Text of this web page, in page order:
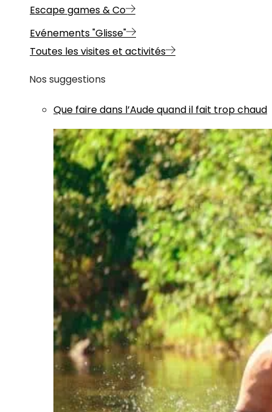
Escape games & Co
Evénements "Glisse"
Toutes les visites et activités
Nos suggestions
Que faire dans l’Aude quand il fait trop chaud